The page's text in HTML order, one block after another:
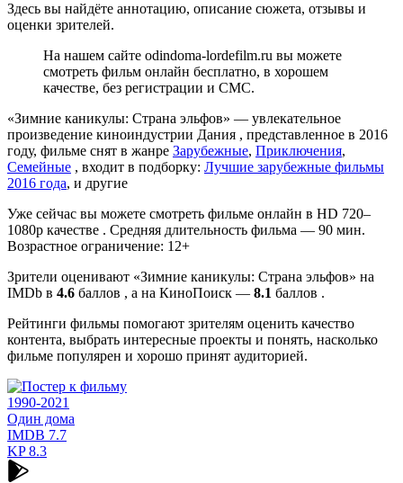
Здесь вы найдёте аннотацию, описание сюжета, отзывы и
оценки зрителей.
На нашем сайте odindoma-lordefilm.ru вы можете
смотреть фильм онлайн бесплатно, в хорошем
качестве, без регистрации и СМС.
«Зимние каникулы: Страна эльфов» — увлекательное
произведение киноиндустрии Дания , представленное в 2016
году, фильме снят в жанре Зарубежные, Приключения,
Семейные , входит в подборку: Лучшие зарубежные фильмы
2016 года, и другие
Уже сейчас вы можете смотреть фильме онлайн в HD 720–
1080p качестве . Средняя длительность фильма — 90 мин.
Возрастное ограничение: 12+
Зрители оценивают «Зимние каникулы: Страна эльфов» на
IMDb в 4.6 баллов , а на КиноПоиск — 8.1 баллов .
Рейтинги фильмы помогают зрителям оценить качество
контента, выбрать интересные проекты и понять, насколько
фильме популярен и хорошо принят аудиторией.
1990-2021
Один дома
IMDB 7.7
KP8.3